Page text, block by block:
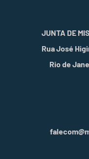
JUNTA DE
Rua José
Rio de